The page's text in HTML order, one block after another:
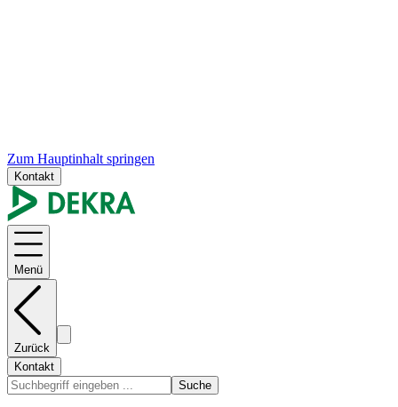
Zum Hauptinhalt springen
Kontakt
Menü
Zurück
Kontakt
Suche